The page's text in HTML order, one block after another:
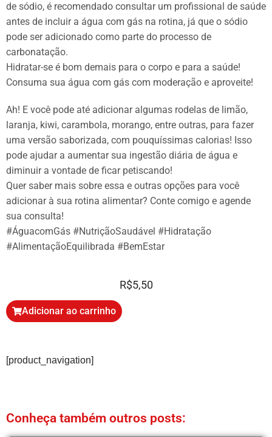
de sódio, é recomendado consultar um profissional de saúde
antes de incluir a água com gás na rotina, já que o sódio
pode ser adicionado como parte do processo de
carbonatação.
Hidratar-se é bom demais para o corpo e para a saúde!
Consuma sua água com gás com moderação e aproveite!
Ah! E você pode até adicionar algumas rodelas de limão,
laranja, kiwi, carambola, morango, entre outras, para fazer
uma versão saborizada, com pouquíssimas calorias! Isso
pode ajudar a aumentar sua ingestão diária de água e
diminuir a vontade de ficar petiscando!
Quer saber mais sobre essa e outras opções para você
adicionar à sua rotina alimentar? Conte comigo e agende
sua consulta!
#ÁguacomGás #NutriçãoSaudável #Hidratação
#AlimentaçãoEquilibrada #BemEstar
R$5,50
Adicionar ao carrinho
[product_navigation]
Conheça também outros posts: